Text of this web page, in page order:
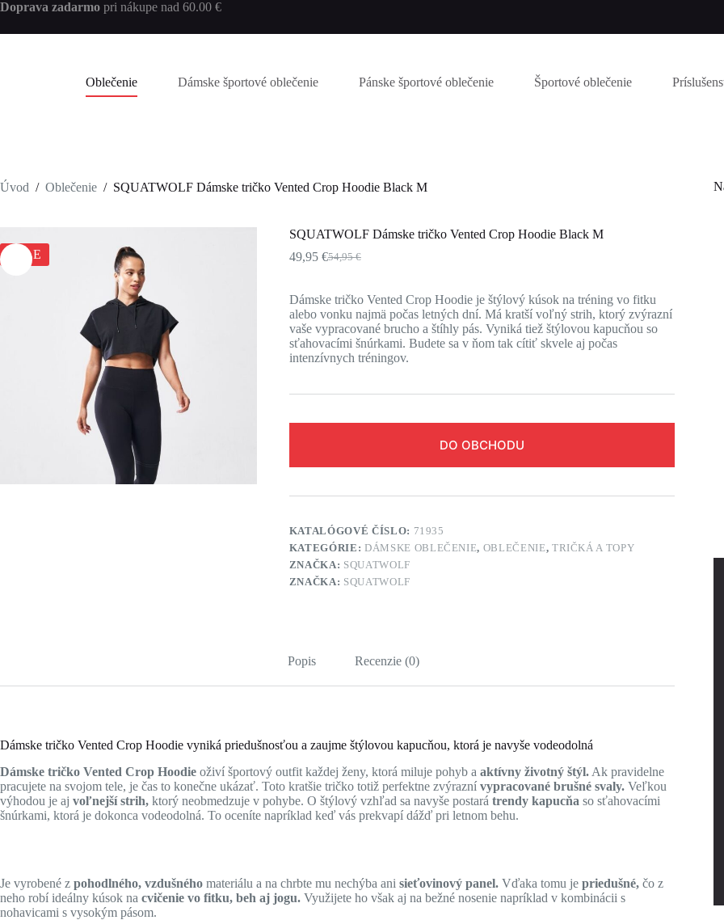
Skip
content
Doprava zadarmo pri nákupe nad 60.00 €
Oblečenie Dámske športové oblečenie Pánske športové oblečenie Športové oblečenie
Úvod / Oblečenie / SQUATWOLF Dámske tričko Vented Crop Hoodie Black M
SALE
SQUATWOLF Dámske tričko Vented Crop Hoodie Black M
54,95€
Pôvodná
bola:
54,95 €.
49,95 €Aktuálna
49,95 €.
Dámske tričko Vented Crop Hoodie je štýlový kúsok na tréning vo fitku
alebo vonku najmä počas letných dní. Má kratší voľný strih, ktorý zvýrazní
vaše vypracované brucho a štíhly pás. Vyniká tiež štýlovou kapucňou so
sťahovacími šnúrkami. Budete sa v ňom tak cítiť skvele aj počas
intenzívnych tréningov.
DO OBCHODU
KATALÓGOVÉ ČÍSLO: 71935
KATEGÓRIE: DÁMSKE OBLEČENIE, OBLEČENIE, TRIČKÁ A TOPY
ZNAČKA: SQUATWOLF
ZNAČKA: SQUATWOLF
Popis Recenzie (0)
Dámske tričko Vented Crop Hoodie vyniká priedušnosťou a zaujme štýlovou kapucňou, ktorá je navyše vodeodolná
Dámske tričko Vented Crop Hoodie oživí športový outfit každej ženy, ktorá miluje pohyb a aktívny životný štýl. Ak pravidelne
pracujete na svojom tele, je čas to konečne ukázať. Toto kratšie tričko totiž perfektne zvýrazní vypracované brušné svaly. Veľkou
výhodou je aj voľnejší strih, ktorý neobmedzuje v pohybe. O štýlový vzhľad sa navyše postará trendy kapucňa so sťahovacími
šnúrkami, ktorá je dokonca vodeodolná. To oceníte napríklad keď vás prekvapí dážď pri letnom behu.
Je vyrobené z pohodlného, vzdušného materiálu a na chrbte mu nechýba ani sieťovinový panel. Vďaka tomu je priedušné, čo z
neho robí ideálny kúsok na cvičenie vo fitku, beh aj jogu. Využijete ho však aj na bežné nosenie napríklad v kombinácii s
nohavicami s vysokým pásom.